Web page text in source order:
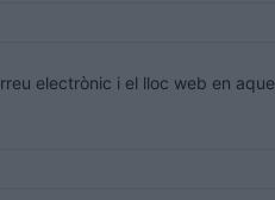
electrònic i el lloc web en